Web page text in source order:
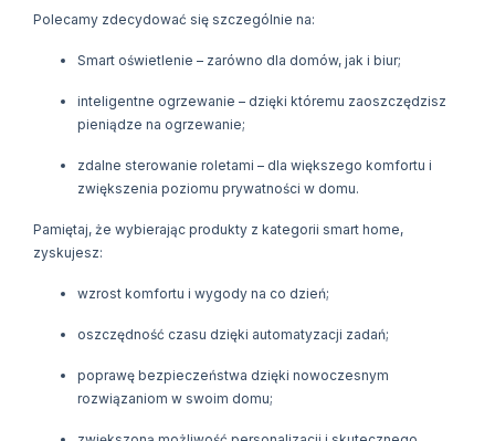
Polecamy zdecydować się szczególnie na:
Smart oświetlenie – zarówno dla domów, jak i biur;
inteligentne ogrzewanie – dzięki któremu zaoszczędzisz
pieniądze na ogrzewanie;
zdalne sterowanie roletami – dla większego komfortu i
zwiększenia poziomu prywatności w domu.
Pamiętaj, że wybierając produkty z kategorii smart home,
zyskujesz:
wzrost komfortu i wygody na co dzień;
oszczędność czasu dzięki automatyzacji zadań;
poprawę bezpieczeństwa dzięki nowoczesnym
rozwiązaniom w swoim domu;